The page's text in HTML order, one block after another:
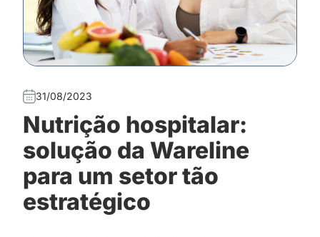
31/08/2023
Nutrição hospitalar:
solução da Wareline
para um setor tão
estratégico